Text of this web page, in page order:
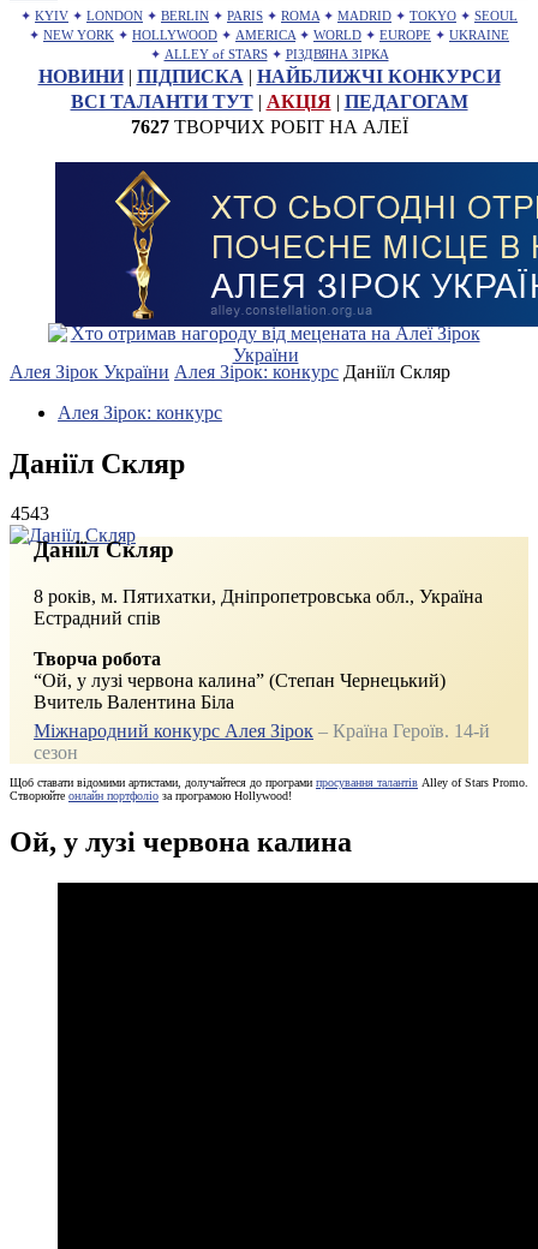
✦ KYIV ✦ LONDON ✦ BERLIN ✦ PARIS ✦ ROMA ✦ MADRID ✦ TOKYO ✦ SEOUL
✦ NEW YORK ✦ HOLLYWOOD ✦ AMERICA ✦ WORLD ✦ EUROPE ✦ UKRAINE
✦ ALLEY of STARS ✦ РІЗДВЯНА ЗІРКА
НОВИНИ| ПІДПИСКА | НАЙБЛИЖЧІ КОНКУРСИ
ВСІ ТАЛАНТИ ТУТ| АКЦІЯ| ПЕДАГОГАМ
7627ТВОРЧИХ РОБІТ НА АЛЕЇ
Алея Зірок України Алея Зірок: конкурс Даніїл Скляр
Алея Зірок: конкурс
Даніїл Скляр
4543
Даніїл Скляр
8 років, м. Пятихатки, Дніпропетровська обл., Україна
Естрадний спів
Творча робота
“Ой, у лузі червона калина” (Степан Чернецький)
Вчитель Валентина Біла
Міжнародний конкурс Алея Зірок – Країна Героїв. 14-й
сезон
Щоб ставати відомими артистами, долучайтеся до програми просування талантів Alley of Stars Promo.
Створюйте онлайн портфоліо за програмою Hollywood!
Ой, у лузі червона калина